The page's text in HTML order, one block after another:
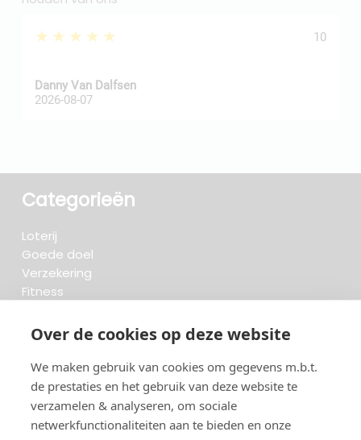
Over de cookies op deze website
We maken gebruik van cookies om gegevens m.b.t.
de prestaties en het gebruik van deze website te
verzamelen & analyseren, om sociale
netwerkfunctionaliteiten aan te bieden en onze
★★★★★ 10
Danny Van Dalfsen
2026-08-07
Categorieën
Loterij
Goede doel
Verzekering
Fitness
Opzeggen.be
FAQ
Beoordelingen
Blog
Meteen opzeggen